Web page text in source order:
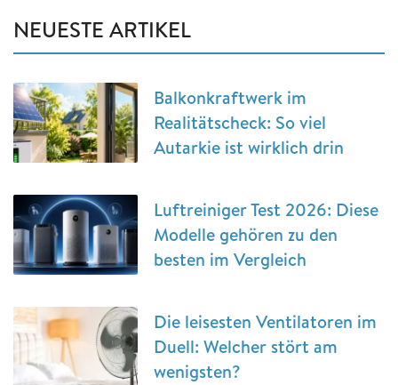
NEUESTE ARTIKEL
Balkonkraftwerk im
Realitätscheck: So viel
Autarkie ist wirklich drin
Luftreiniger Test 2026: Diese
Modelle gehören zu den
besten im Vergleich
Die leisesten Ventilatoren im
Duell: Welcher stört am
wenigsten?